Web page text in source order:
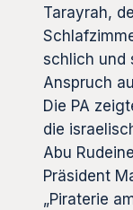
Tarayrah,
schlich und
Anspruch
Die PA
die
Abu
Präsident
„Piraterie